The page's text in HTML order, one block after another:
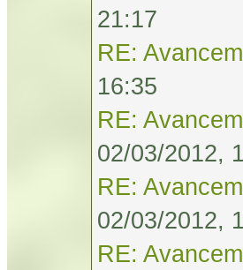
21:17
RE:
16:35
RE:
02/03/2012,
RE:
02/03/2012,
RE: